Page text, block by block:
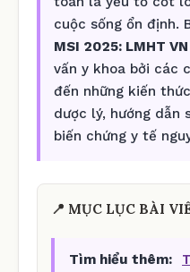
cuộc sống ổn định.
MSI 2025: LMHT
vấn y khoa bởi các
đến những kiến
dược lý, hướng dẫn
biến chứng y tế
📍 MỤC LỤC BÀI
Tìm hiểu thêm: